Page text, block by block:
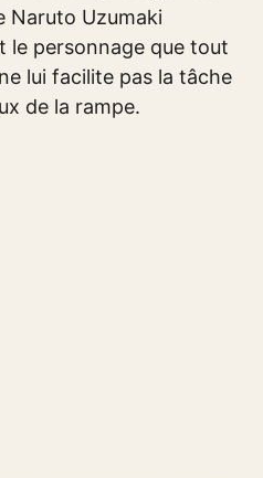
Naruto Uzumaki
le personnage que tout
lui facilite pas la tâche
de la rampe.